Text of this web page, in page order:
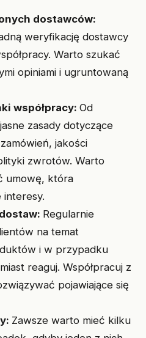
dostawców:
weryfikację dostawcy
Warto szukać
opiniami i ugruntowaną
współpracy: Od
zasady dotyczące
jakości
zwrotów. Warto
umowę, która
interesy.
Regularnie
na temat
i w przypadku
reaguj. Współpracuj z
pojawiające się
Zawsze warto mieć kilku